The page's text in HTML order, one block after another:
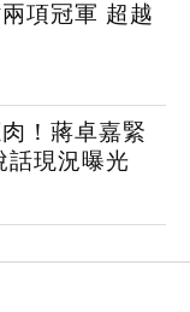
項冠軍 超越
！蔣卓嘉緊
話現況曝光